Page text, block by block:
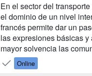
En el sector del
el dominio de un nivel
francés permite dar un
las expresiones básicas y
mayor solvencia las
profesionales del día a
con empresas, operadores
Online